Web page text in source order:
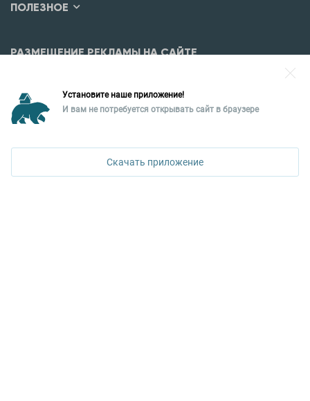
ПОЛЕЗНОЕ
РАЗМЕЩЕНИЕ РЕКЛАМЫ НА САЙТЕ
Уральская палата недвижимости
ул. Горького, 65, 0 подъезд, 3 этаж
Установите наше приложение!
И вам не потребуется открывать сайт в браузере
Скачать приложение